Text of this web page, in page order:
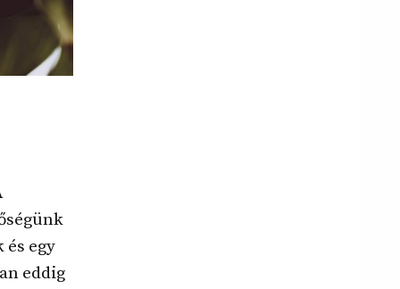
és egy
eddig